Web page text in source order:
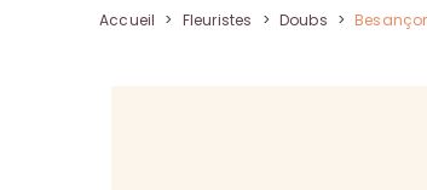
Accueil > Fleuristes > Doubs >